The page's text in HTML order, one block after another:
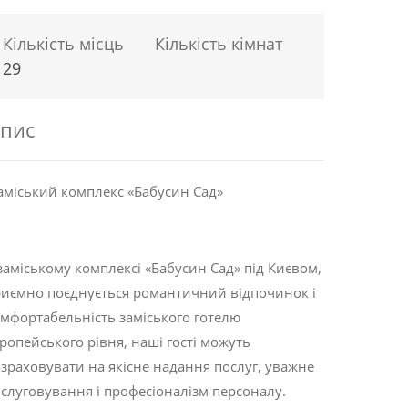
Кількість місць
29
Кількість кімнат
комплекс «Бабусин Сад»
комплексі «Бабусин Сад» під Києвом,
поєднується романтичний відпочинок і
заміського готелю
рівня, наші гості можуть
на якісне надання послуг, уважне
і професіоналізм персоналу.